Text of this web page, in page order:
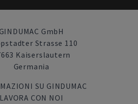
GmbH
Strasse 110
Kaiserslautern
Germania
SU GINDUMAC
LAVORA CON NOI